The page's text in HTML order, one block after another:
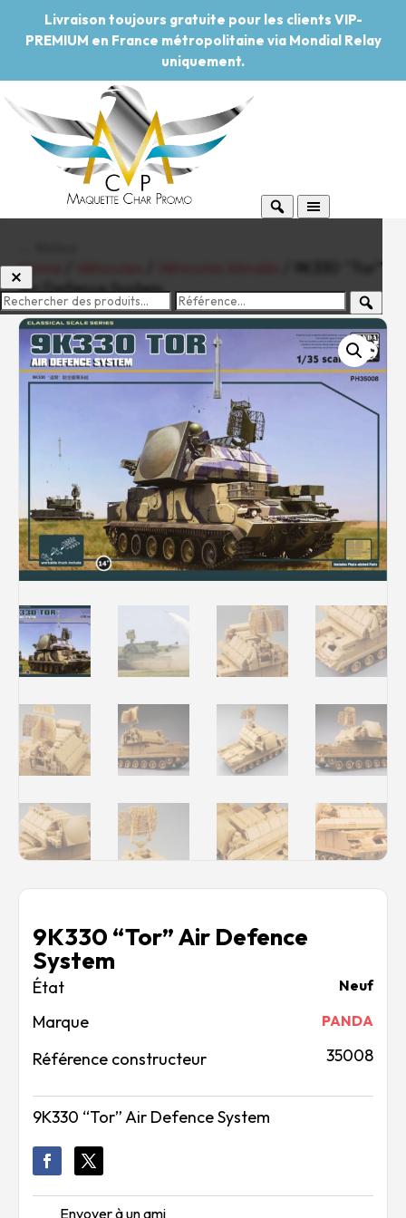
Livraison toujours gratuite pour les clients VIP-
PREMIUM en France métropolitaine via Mondial Relay
uniquement.
-20%Pouvoir d'achat
Mon panier
€
Connexion / Inscription
Véhicules
Avions
Bateaux
Figurines
Peintures
Accessoires
Carte cadeau
Maquette par marque
Contact
Home
/ 9K330 “Tor”
Air Defence System
9K330 “Tor” Air Defence
System
Neuf
Marque PANDA
Référence constructeur 35008
9K330 “Tor” Air Defence System
Envoyer à un ami